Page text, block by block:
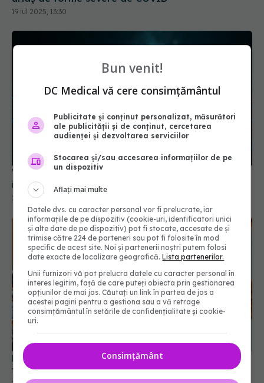
Virusul care duce la umflarea creierului provoacă
20 iul 2025, 08:54
Hantavirusul în România. Ce este, cum se
transmite și care sunt riscurile reale
16 mai 2026, 16:23
Bun venit!
DC Medical vă cere consimțământul
Publicitate și conținut personalizat, măsurători
ale publicității și de conținut, cercetarea
audienței și dezvoltarea serviciilor
Stocarea și/sau accesarea informațiilor de pe
un dispozitiv
Aflați mai multe
Datele dvs. cu caracter personal vor fi prelucrate, iar
informațiile de pe dispozitiv (cookie-uri, identificatori unici
și alte date de pe dispozitiv) pot fi stocate, accesate de și
trimise către 224 de parteneri sau pot fi folosite în mod
specific de acest site. Noi și partenerii noștri putem folosi
date exacte de localizare geografică.Lista partenerilor.
Unii furnizori vă pot prelucra datele cu caracter personal în
interes legitim, față de care puteți obiecta prin gestionarea
opțiunilor de mai jos. Căutați un link în partea de jos a
acestei pagini pentru a gestiona sau a vă retrage
consimțământul în setările de confidențialitate și cookie-
uri.
Consimțământ